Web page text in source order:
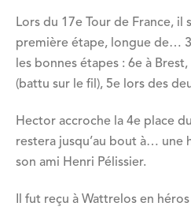
Lors du 17e Tour de France, il
première étape, longue de…
les bonnes étapes : 6e à
(battu sur le fil), 5e lors des
Hector accroche la 4e place
restera jusqu’au bout à… une
son ami Henri Pélissier.
Il fut reçu à Wattrelos en